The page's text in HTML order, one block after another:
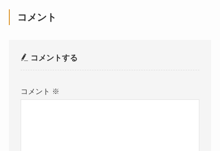
コメント
コメントする
コメント ※